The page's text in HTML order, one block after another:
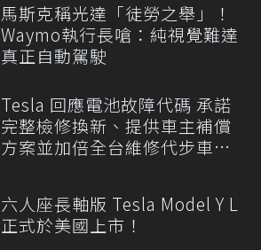
馬斯克稱光達「徒勞之舉」！
Waymo執行長嗆：純視覺難達
真正自動駕駛
Tesla 回應電池故障代碼 承諾
完整檢修換新、提供車主補償
方案並加倍全台維修代步車數
六人座長軸版 Tesla Model Y L
正式於美國上市！